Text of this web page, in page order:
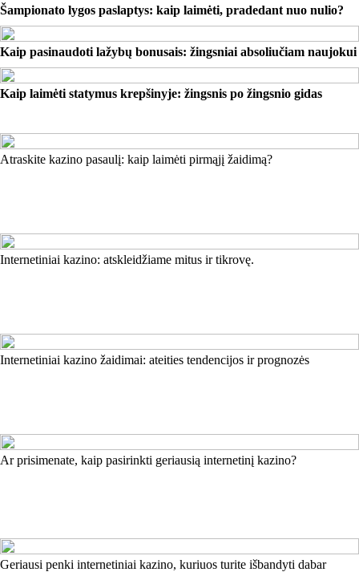
Šampionato lygos paslaptys: kaip laimėti, pradedant nuo nulio?
Kaip pasinaudoti lažybų bonusais: žingsniai absoliučiam naujokui
Kaip laimėti statymus krepšinyje: žingsnis po žingsnio gidas
Atraskite kazino pasaulį: kaip laimėti pirmąjį žaidimą?
Internetiniai kazino: atskleidžiame mitus ir tikrovę.
Internetiniai kazino žaidimai: ateities tendencijos ir prognozės
Ar prisimenate, kaip pasirinkti geriausią internetinį kazino?
Geriausi penki internetiniai kazino, kuriuos turite išbandyti dabar